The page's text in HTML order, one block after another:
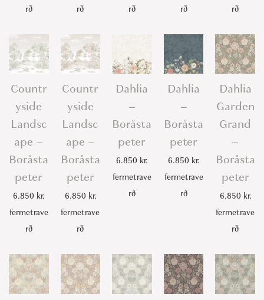
rð
rð
rð
rð
rð
Countr
yside
Landsc
ape –
Boråsta
peter
6.850 kr.
fermetrave
rð
Countr
yside
Landsc
ape –
Boråsta
peter
6.850 kr.
fermetrave
rð
Dahlia
–
Boråsta
peter
6.850 kr.
fermetrave
rð
Dahlia
–
Boråsta
peter
6.850 kr.
fermetrave
rð
Dahlia
Garden
Grand
–
Boråsta
peter
6.850 kr.
fermetrave
rð